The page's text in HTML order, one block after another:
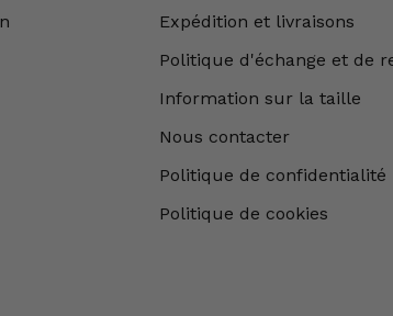
Expédition et livraisons
Politique d'échange et de
Information sur la taille
Nous contacter
Politique de confidentialité
Politique de cookies